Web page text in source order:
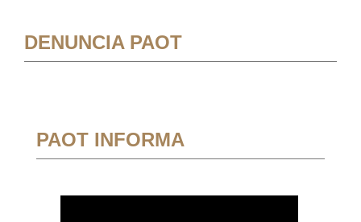
DENUNCIA PAOT
PAOT INFORMA